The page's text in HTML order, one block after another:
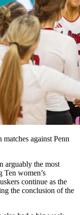
against Penn
arguably the most
Ten women’s
continue as the
the conclusion of the